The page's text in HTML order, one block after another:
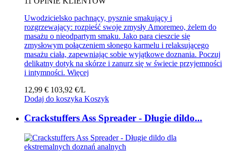
Uwodzicielsko pachnący, pysznie smakujący i
rozgrzewający: rozpieść swoje zmysły Amoremeo, żelem do
masażu o nieodpartym smaku. Jako para cieszcie się
zmysłowym połączeniem słonego karmelu i relaksującego
masażu ciała, zapewniając sobie wyjątkowe doznania. Poczuj
delikatny dotyk na skórze i zanurz się w świecie przyjemności
i intymności. Więcej
12,99 € 103,92 €/L
Dodaj do koszyka Koszyk
Crackstuffers Ass Spreader - Długie dildo...